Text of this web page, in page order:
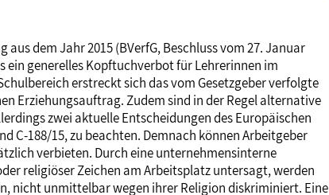
dem Jahr 2015 (BVerfG, Beschluss vom 27. Januar
ein generelles Kopftuchverbot für Lehrerinnen im
erstreckt sich das vom Gesetzgeber verfolgte
Erziehungsauftrag. Zudem sind in der Regel alternative
zwei aktuelle Entscheidungen des Europäischen
C-188/15, zu beachten. Demnach können Arbeitgeber
verbieten. Durch eine unternehmensinterne
religiöser Zeichen am Arbeitsplatz untersagt, werden
nicht unmittelbar wegen ihrer Religion diskriminiert. Eine